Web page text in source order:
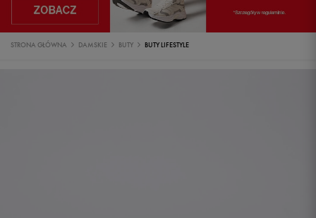
STRONA GŁÓWNA DAMSKIE BUTY BUTY LIFESTYLE